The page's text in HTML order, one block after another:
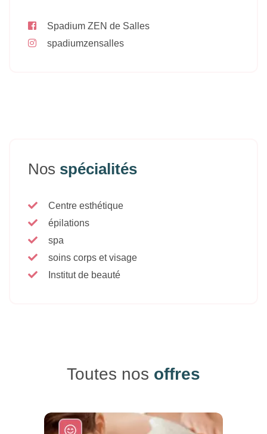
Spadium ZEN de Salles
spadiumzensalles
Nos spécialités
Centre esthétique
épilations
spa
soins corps et visage
Institut de beauté
Toutes nos offres